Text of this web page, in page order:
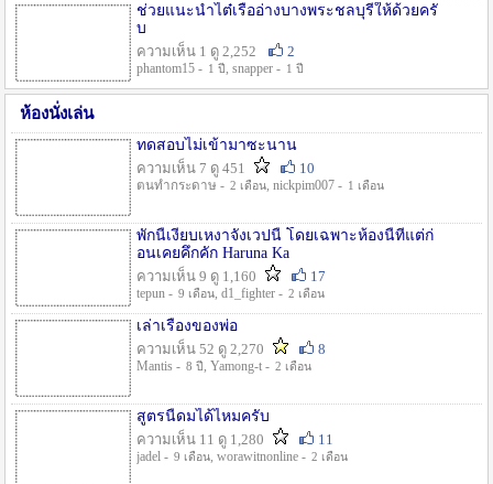
ช่วยแนะนำไต๋เรืออ่างบางพระชลบุรีให้ด้วยครั
บ
ความเห็น 1 ดู 2,252
2
phantom15 - 1 ปี , snapper - 1 ปี
ห้องนั่งเล่น
ทดสอบไม่เข้ามาซะนาน
ความเห็น 7 ดู 451
10
ตนทำกระดาษ - 2 เดือน, nickpim007 - 1 เดือน
พักนี้เงียบเหงาจังเวปนี้ โดยเฉพาะห้องนี้ที่แต่ก่
อนเคยคึกคัก Haruna Ka
ความเห็น 9 ดู 1,160
17
tepun - 9 เดือน, d1_fighter - 2 เดือน
เล่าเรื่องของพ่อ
ความเห็น 52 ดู 2,270
8
Mantis - 8 ปี , Yamong-t - 2 เดือน
สูตรนี้ดมได้ไหมครับ
ความเห็น 11 ดู 1,280
11
jadel - 9 เดือน, worawitnonline - 2 เดือน